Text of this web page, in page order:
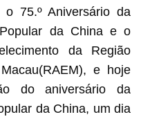
75.º Aniversário da
da China e o
da Região
e hoje
do aniversário da
da China, um dia